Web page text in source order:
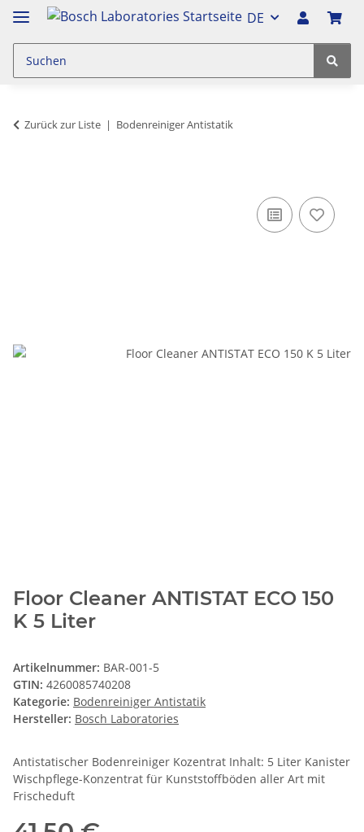
DE
Zurück zur Liste Bodenreiniger Antistatik
Floor Cleaner ANTISTAT ECO 150
K 5 Liter
Artikelnummer: BAR-001-5
GTIN: 4260085740208
Kategorie: Bodenreiniger Antistatik
Hersteller: Bosch Laboratories
Antistatischer Bodenreiniger Kozentrat Inhalt: 5 Liter Kanister
Wischpflege-Konzentrat für Kunststoffböden aller Art mit
Frischeduft